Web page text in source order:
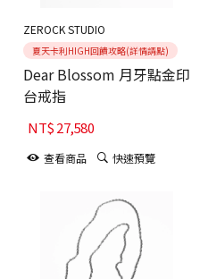
ZEROCK STUDIO
夏天卡利HIGH回饋攻略(詳情請點)
Dear Blossom 月牙點金印
台戒指
NT$27,580
查看商品 快速預覽